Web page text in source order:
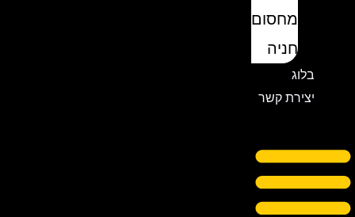
מחסום
חניה
יצירת קשר